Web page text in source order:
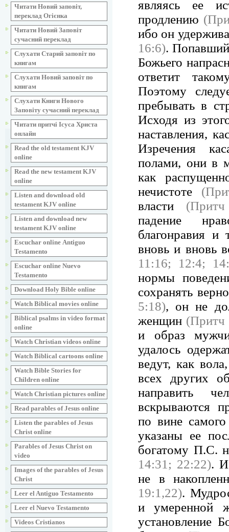
Читати Новий заповіт,
переклад Огієнка
Читати Новий Заповіт
сучасний переклад
Слухати Старий заповіт по
книгам
Слухати Новий заповіт по
книгам
Слухати Книги Нового
Заповіту сучасний переклад
Читати притчі Ісуса Христа
онлайн
Read the old testament KJV
online
Read the new testament KJV
online
Listen and download old
testament KJV online
Listen and download new
testament KJV online
Escuchar online Аntiguo
Testamento
Escuchar online Nuevo
Testamento
Download Holy Bible online
Watch Biblical movies online
Biblical psalms in video format
online
Watch Christian videos online
Watch Biblical cartoons online
Watch Bible Stories for
Children online
Watch Christian pictures online
Read parables of Jesus online
Listen the parables of Jesus
Christ online
Parables of Jesus Christ on
video
Images of the parables of Jesus
Christ
Leer el Antiguo Testamento
Leer el Nuevo Testamento
Videos Cristianos
являясь ее
продлению
ибо он
16:6). Попавший
Божьего
ответит
Поэтому
пребывать в
Исходя из
наставления,
Изречения
полами, они в
как
нечистоте
власти
падение
благонравия
вновь и вновь
11:16; 12:4;
нормы
сохранять
5:18), он не
женщин (Притч
и образ
удалось
ведут, как
всех других
направить
вскрываются
по вине
указаны ее
богатому П.С.
14:31; 22:22).
не в
19:1,22).
и умеренной
установление